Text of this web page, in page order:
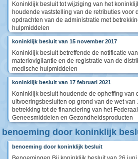
Koninklijk besluit tot wijziging van het
houdende vaststelling van de retributies voor
opdrachten van de administratie met
hulpmiddelen
koninklijk besluit van 15 november 2017
Koninklijk besluit betreffende de notificatie
materiovigilantie en de registratie van de
medische hulpmiddelen
koninklijk besluit van 17 februari 2021
Koninklijk besluit houdende de opheffing van
uitvoeringsbesluiten op grond van de wet van
betrekking tot de financiering van het
Geneesmiddelen en Gezondheidsproducten
benoeming door koninklijk
benoeming door koninklijk besluit